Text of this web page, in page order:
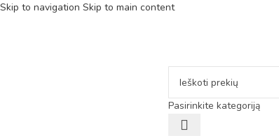
Skip to navigation Skip to main content
Pasirinkite kategoriją